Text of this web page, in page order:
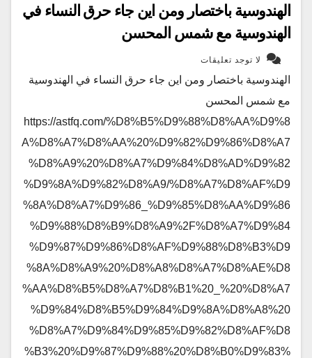
الهندوسية باختصار ومن اين جاء حرق النساء في
الهندوسية مع شمس المحسن
لا توجد تعليقات
الهندوسية باختصار ومن اين جاء حرق النساء في الهندوسية
مع شمس المحسن
https://astfq.com/%D8%B5%D9%88%D8%AA%D9%8
A%D8%A7%D8%AA%20%D9%82%D9%86%D8%A7
%D8%A9%20%D8%A7%D9%84%D8%AD%D9%82
%D9%8A%D9%82%D8%A9/%D8%A7%D8%AF%D9
%8A%D8%A7%D9%86_%D9%85%D8%AA%D9%86
%D9%88%D8%B9%D8%A9%2F%D8%A7%D9%84
%D9%87%D9%86%D8%AF%D9%88%D8%B3%D9
%8A%D8%A9%20%D8%A8%D8%A7%D8%AE%D8
%AA%D8%B5%D8%A7%D8%B1%20_%20%D8%A7
%D9%84%D8%B5%D9%84%D9%8A%D8%A8%20
%D8%A7%D9%84%D9%85%D9%82%D8%AF%D8
%B3%20%D9%87%D9%88%20%D8%B0%D9%83%